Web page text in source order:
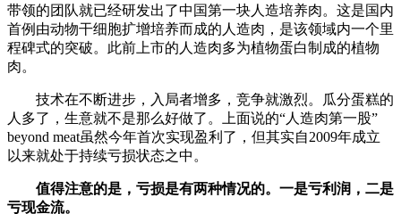
带领的团队就已经研发出了中国第一块人造培养肉。这是国内
首例由动物干细胞扩增培养而成的人造肉，是该领域内一个里
程碑式的突破。此前上市的人造肉多为植物蛋白制成的植物
肉。
技术在不断进步，入局者增多，竞争就激烈。瓜分蛋糕的
人多了，生意就不是那么好做了。上面说的“人造肉第一股”
beyond meat虽然今年首次实现盈利了，但其实自2009年成立
以来就处于持续亏损状态之中。
值得注意的是，亏损是有两种情况的。一是亏利润，二是
亏现金流。